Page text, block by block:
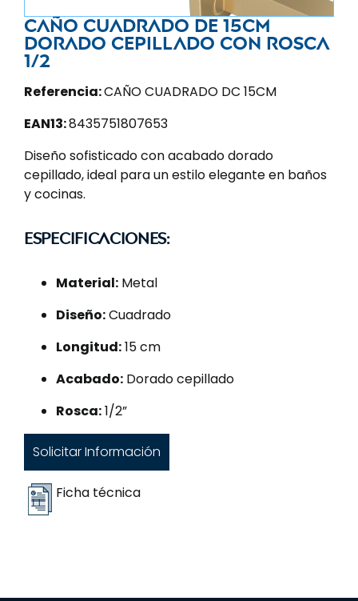
Caño cuadrado de 15CM
dorado cepillado con rosca
1/2
Referencia:CAÑO CUADRADO DC 15CM
EAN13:8435751807653
Diseño sofisticado con acabado dorado
cepillado, ideal para un estilo elegante en baños
y cocinas.
Especificaciones:
Material: Metal
Diseño:Cuadrado
Longitud:15 cm
Acabado: Dorado cepillado
Rosca:1/2”
Solicitar Información
Ficha técnica